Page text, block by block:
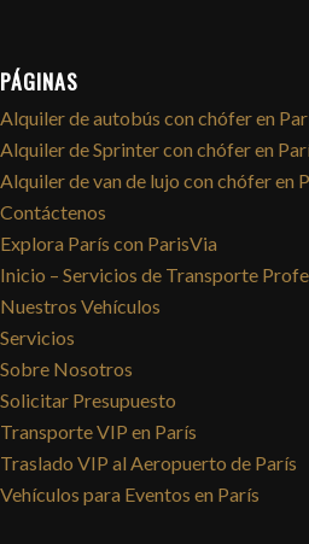
PÁGINAS
Alquiler de autobús con chófer en
Alquiler de Sprinter con chófer en
Alquiler de van de lujo con chófer en
Contáctenos
Explora París con ParisVia
Inicio – Servicios de Transporte
Nuestros Vehículos
Servicios
Sobre Nosotros
Solicitar Presupuesto
Transporte VIP en París
Traslado VIP al Aeropuerto de París
Vehículos para Eventos en París